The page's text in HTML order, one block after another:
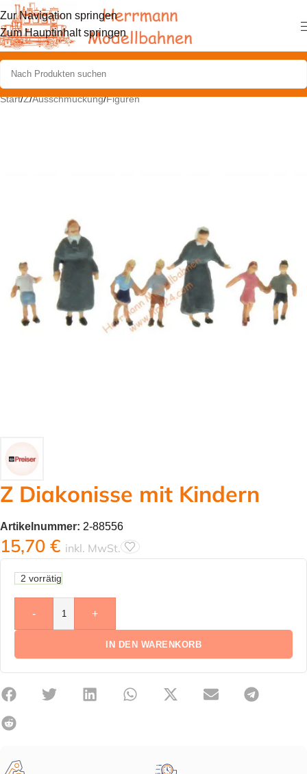
Zur Navigation springen
Zum Hauptinhalt springen
Start/Z/Ausschmückung/Figuren
Z Diakonisse mit Kindern
Artikelnummer: 2-88556
15,70 € inkl. MwSt.
2 vorrätig
- +
IN DEN WARENKORB